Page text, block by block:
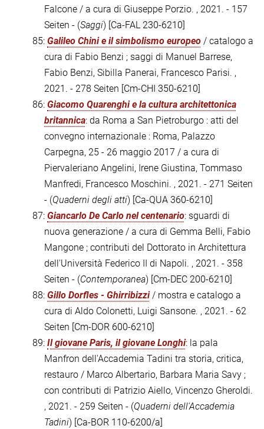
Falcone / a cura di Giuseppe Porzio. , 2021. - 157
Seiten - (Saggi) [Ca-FAL 230-6210]
85: Galileo Chini e il simbolismo europeo / catalogo a
cura di Fabio Benzi ; saggi di Manuel Barrese,
Fabio Benzi, Sibilla Panerai, Francesco Parisi. ,
2021. - 278 Seiten [Cm-CHI 350-6210]
86: Giacomo Quarenghi e la cultura architettonica
britannica: da Roma a San Pietroburgo : atti del
convegno internazionale : Roma, Palazzo
Carpegna, 25 - 26 maggio 2017 / a cura di
Piervaleriano Angelini, Irene Giustina, Tommaso
Manfredi, Francesco Moschini. , 2021. - 271 Seiten
- (Quaderni degli atti) [Ca-QUA 360-6210]
87: Giancarlo De Carlo nel centenario: sguardi di
nuova generazione / a cura di Gemma Belli, Fabio
Mangone ; contributi del Dottorato in Architettura
dell'Università Federico II di Napoli. , 2021. - 358
Seiten - (Contemporanea) [Cm-DEC 200-6210]
88: Gillo Dorfles - Ghirribizzi/ mostra e catalogo a
cura di Aldo Colonetti, Luigi Sansone. , 2021. - 62
Seiten [Cm-DOR 600-6210]
89: Il giovane Paris, il giovane Longhi: la pala
Manfron dell'Accademia Tadini tra storia, critica,
restauro / Marco Albertario, Barbara Maria Savy ;
con contributi di Patrizio Aiello, Vincenzo Gheroldi.
, 2021. - 259 Seiten - (Quaderni dell'Accademia
Tadini) [Ca-BOR 110-6200/a]